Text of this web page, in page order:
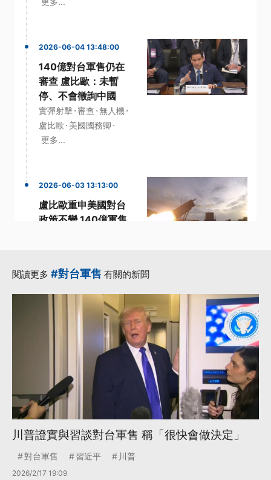
2026-06-04 13:48:00
140億對台軍售仍在
審查 盧比歐：未暫
停、不會徵詢中國
實彈射擊 · 審查 ·無人機 ·
盧比歐 · 美國國務卿 ·
更多...
2026-06-03 13:13:00
盧比歐重申美國對台
政策不變 140億軍售
更多...
閱讀更多 #對台軍售 有關的新聞
川普證實與習談對台軍售 稱「很快會做決定」
對台軍售 習近平 川普
2026/2/17 19:09